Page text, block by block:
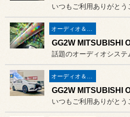
オーディオ＆ナビゲーション
オーディオ＆ナビゲーション